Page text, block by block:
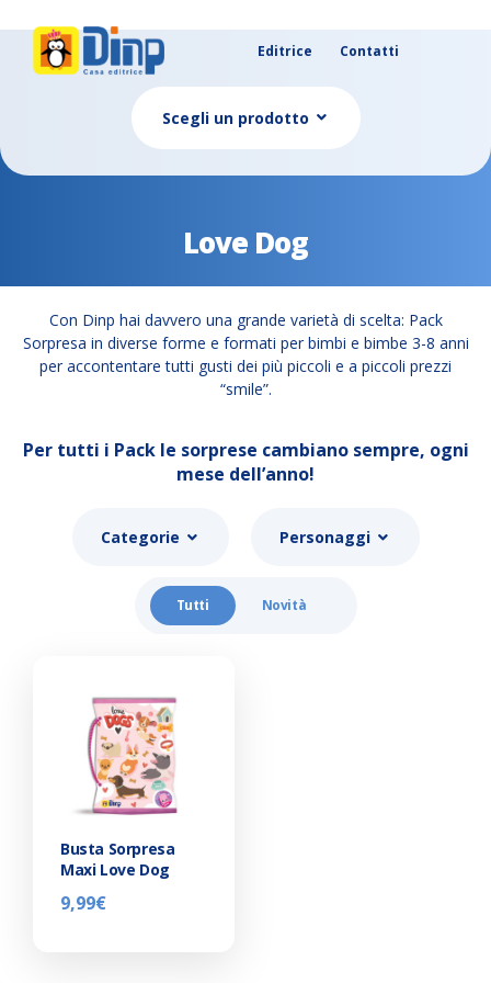
Editrice Contatti
Scegli un prodotto
Love Dog
Con Dinp hai davvero una grande varietà di scelta: Pack
Sorpresa in diverse forme e formati per bimbi e bimbe 3-8 anni
per accontentare tutti gusti dei più piccoli e a piccoli prezzi
“smile”.
Per tutti i Pack le sorprese cambiano sempre, ogni
mese dell’anno!
Categorie Personaggi
Tutti Novità
Busta Sorpresa
Maxi Love Dog
9,99€